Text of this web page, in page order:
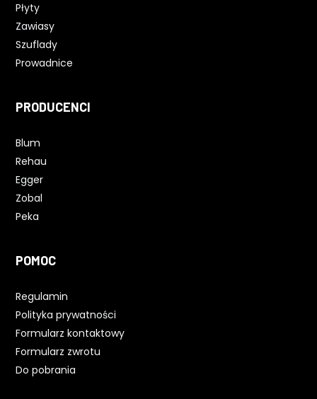
Płyty
Zawiasy
Szuflady
Prowadnice
PRODUCENCI
Blum
Rehau
Egger
Zobal
Peka
POMOC
Regulamin
Polityka prywatności
Formularz kontaktowy
Formularz zwrotu
Do pobrania